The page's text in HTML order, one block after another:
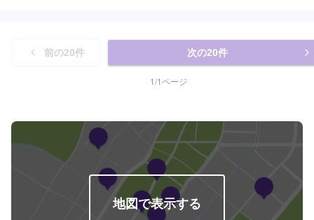
置がございます。【資格保持者が在籍】当SSには2級整備士が3名、3級整備
士が1名在籍しております。KeePerについては、EXが3名、1級が1名、2級が
1名在籍しております。日々の整備やコーティングなどのカーケアも、ぜひ当
店にお任せくださいませ。【アクセス】当店は国道11号線(吉野川バイパス)
前の20件 次の20件
1/1ページ
地図で表示する